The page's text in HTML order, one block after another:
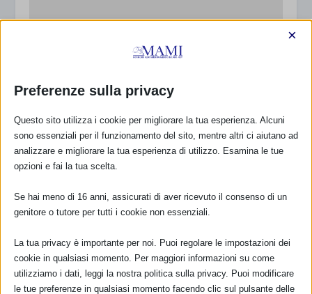
Il MAMI accolto come Associato di ASviS,
Alleanza Italiana per lo Sviluppo Sostenibile
4 Dicembre 2017
Preferenze sulla privacy
×
Questo sito utilizza i cookie per migliorare la tua esperienza. Alcuni
sono essenziali per il funzionamento del sito, mentre altri ci aiutano ad
analizzare e migliorare la tua esperienza di utilizzo. Esamina le tue
opzioni e fai la tua scelta.
Se hai meno di 16 anni, assicurati di aver ricevuto il consenso di un
genitore o tutore per tutti i cookie non essenziali.
La tua privacy è importante per noi. Puoi regolare le impostazioni dei
cookie in qualsiasi momento. Per maggiori informazioni su come
utilizziamo i dati, leggi la nostra politica sulla privacy. Puoi modificare
le tue preferenze in qualsiasi momento facendo clic sul pulsante delle